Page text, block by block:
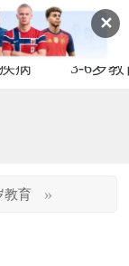
✕
病 3-6岁教
教育 »